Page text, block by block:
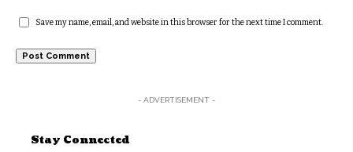
Save my name, email, and website in this browser for the next time I comment.
- ADVERTISEMENT -
Stay Connected